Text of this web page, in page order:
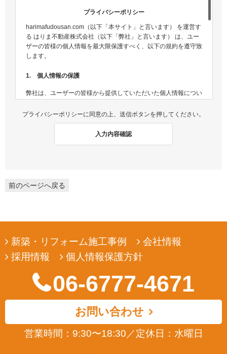
プライバシーポリシー
harimafudousan.com（以下「本サイト」と言います） を運営す
る はりま不動産株式会社（以下「弊社」と言います） は、ユー
ザーの皆様の個人情報を最大限保護すべく、以下の規約を遵守致
します。
1. 個人情報の保護
弊社は、ユーザーの皆様から提供していただいた個人情報につい
ないよう、個人情報の適切な管理及び保護に努めます。
3. 個人情報の利用
4. 個人情報の開示
弊社は、ユーザーの皆様から提供していただいた個人情報を、正
当な理由のある場合を除き、その同意なくして第三者に開示若し
くは提供することはありません。また、その場合においても、正
当な理由がない限り、個人情報が第三者から更に開示、提供若し
くは漏洩されることのないよう努めます。
弊社は、ユーザーの皆様が提供された個人情報の確認、訂正など
プライバシーポリシーに同意の上、送信ボタンを押してください。
入力内容確認
前のページへ戻る
新築・リフォーム施工事例
会社情報
採用情報
個人情報保護方針
06-6777-4671
お問い合わせ
営業時間：9:30〜18:30 ／定休日：水曜日